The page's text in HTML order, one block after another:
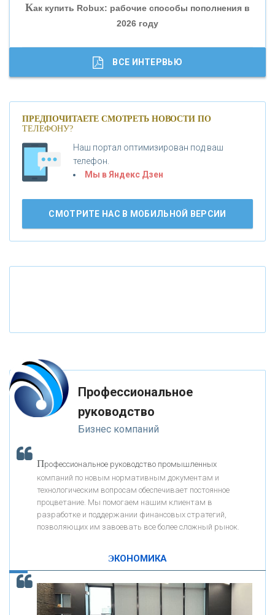
«ГАЗПРОМБАНК»
«МОСКОВСКИЙ КРЕДИТНЫЙ БАНК»
«БАНК ВОЗРОЖДЕНИЕ»
АО «КРЕДИТ ЕВРОПА БАНК»
«ФК ОТКРЫТИЕ»
«ЗАПСИБКОМБАНК»
«РОСЕВРОБАНК»
«ПРЕСС-СЛУЖБА ВТБ24»
«АВТОГРАДБАНК»
ОНАС
Как купить Robux: рабочие способы пополнения в
2026 году
Банки.ру обновил логотип впервые за 19 лет -
К ак Система быстрых платежей за пять лет
ВСЕ ИНТЕРВЬЮ
ПРЕДПОЧИТАЕТЕ СМОТРЕТЬ НОВОСТИ ПО
ТЕЛЕФОНУ?
Наш портал оптимизирован под ваш
телефон.
Мы в Яндекс Дзен
СМОТРИТЕ НАС В МОБИЛЬНОЙ ВЕРСИИ
Профессиональное
руководство
Бизнес компаний
Профессиональное руководство промышленных
компаний по новым нормативным документам и
технологическим вопросам обеспечивает постоянное
процветание. Мы помогаем нашим клиентам в
разработке и поддержании финансовых стратегий,
позволяющих им завоевать все более сложный рынок.
ЭКОНОМИКА